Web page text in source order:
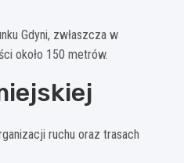
Gdyni, zwłaszcza w
około 150 metrów.
ruchu oraz trasach